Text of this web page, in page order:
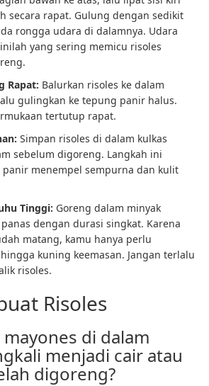
secara rapat. Gulung dengan sedikit
rongga udara di dalamnya. Udara
yang sering memicu risoles
Rapat: Balurkan risoles ke dalam
gulingkan ke tepung panir halus.
tertutup rapat.
Simpan risoles di dalam kulkas
sebelum digoreng. Langkah ini
menempel sempurna dan kulit
Tinggi: Goreng dalam minyak
dengan durasi singkat. Karena
matang, kamu hanya perlu
kuning keemasan. Jangan terlalu
risoles.
Risoles
di dalam
menjadi cair atau
digoreng?